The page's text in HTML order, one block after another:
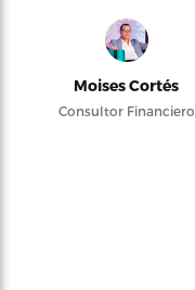
Moises Cortés
Consultor Financiero